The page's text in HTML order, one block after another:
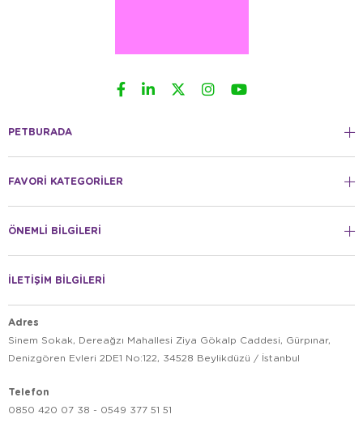
PETBURADA
FAVORİ KATEGORİLER
ÖNEMLİ BİLGİLERİ
İLETİŞİM BİLGİLERİ
Adres
Sinem Sokak, Dereağzı Mahallesi Ziya Gökalp Caddesi, Gürpınar,
Denizgören Evleri 2DE1 No:122, 34528 Beylikdüzü / İstanbul
Telefon
0850 420 07 38 - 0549 377 51 51